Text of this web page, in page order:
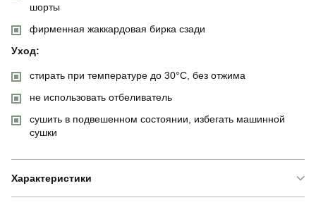
шорты
фирменная жаккардовая бирка сзади
Уход:
стирать при температуре до 30°C, без отжима
не использовать отбеливатель
сушить в подвешенном состоянии, избегать машинной
сушки
Характеристики